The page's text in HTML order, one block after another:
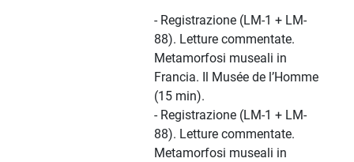
- Registrazione (LM-1 + LM-
88). Letture commentate.
Metamorfosi museali in
Francia. Il Musée de l’Homme
(15 min).
- Registrazione (LM-1 + LM-
88). Letture commentate.
Metamorfosi museali in